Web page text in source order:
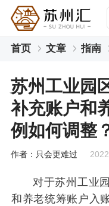
首页 文章 指南
苏州工业园
补充账户和
例如何调整
作者：只会更难过
对于苏州工业
和养老统筹账户入